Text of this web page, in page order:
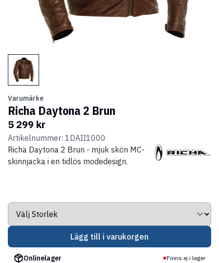
Varumärke
Richa Daytona 2 Brun
5 299 kr
Artikelnummer: 1DAII1000
Richa Daytona 2 Brun - mjuk skön MC-
skinnjacka i en tidlös modedesign.
Lägg till i varukorgen
Onlinelager Finns ej i lager